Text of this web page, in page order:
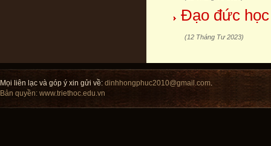
Đạo đức
(12 Tháng Tư 2023)
Mọi liên lạc và góp ý xin gửi về: dinhhongphuc2010@gmail.com.
Bản quyền: www.triethoc.edu.vn